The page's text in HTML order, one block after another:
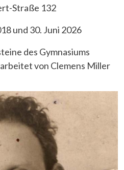
Straße 132
und 30. Juni 2026
des Gymnasiums
von Clemens Miller